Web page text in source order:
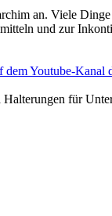
an. Viele
und zur
dem Youtube-­Kanal
für